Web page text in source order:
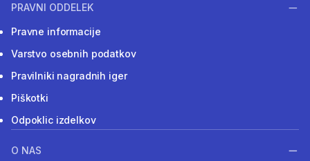
PRAVNI ODDELEK
Pravne informacije
Varstvo osebnih podatkov
Pravilniki nagradnih iger
Piškotki
Odpoklic izdelkov
O NAS